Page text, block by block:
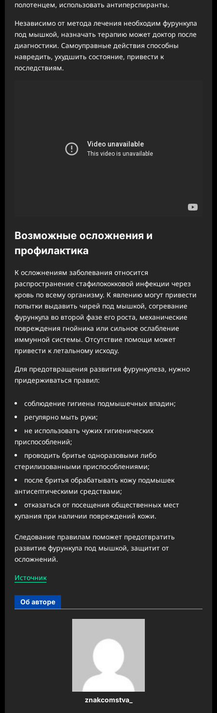
полотенцем, использовать антиперспиранты.
Независимо от метода лечения необходим фурункула
под мышкой, назначать терапию может доктор после
диагностики. Самоуправные действия способны
навредить, ухудшить состояние, привести к
последствиям.
Возможные осложнения и
профилактика
К осложнениям заболевания относится
распространение стафилококковой инфекции через
кровь по всему организму. К явлению могут привести
попытки выдавить чирей под мышкой, согревание
фурункула во второй фазе его роста, механические
повреждения гнойника или сильное ослабление
иммунной системы. Отсутствие помощи может
привести к летальному исходу.
Для предотвращения развития фурункулеза, нужно
придерживаться правил:
соблюдение гигиены подмышечных впадин;
регулярно мыть руки;
не использовать чужих гигиенических
приспособлений;
проводить бритье одноразовыми либо
стерилизованными приспособлениями;
после бритья обрабатывать кожу подмышек
антисептическими средствами;
отказаться от посещения общественных мест
купания при наличии повреждений кожи.
Следование правилам поможет предотвратить
развитие фурункула под мышкой, защитит от
осложнений.
Источник
Об авторе
znakcomstva_